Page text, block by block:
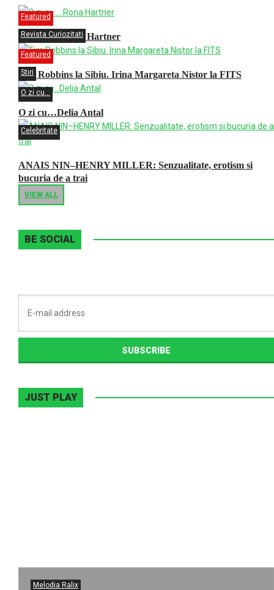
Featured
Revista Curiozitati
O zi cu ….Rona Hartner
Featured
Stiri
Tim Robbins la Sibiu. Irina Margareta Nistor la FITS
O zi cu...
O zi cu…Delia Antal
Celebritate
ANAIS NIN–HENRY MILLER: Senzualitate, erotism si
bucuria de a trai
VIEW ALL
BE SOCIAL
JUST PLAY
Melodia Ralix